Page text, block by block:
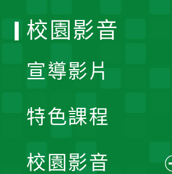
校園影音
宣導影片
特色課程
校園影音